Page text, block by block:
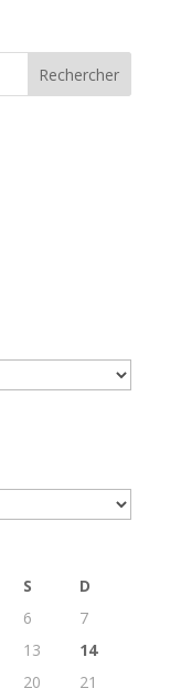
Rechercher
S
D
6
7
13
14
20 21